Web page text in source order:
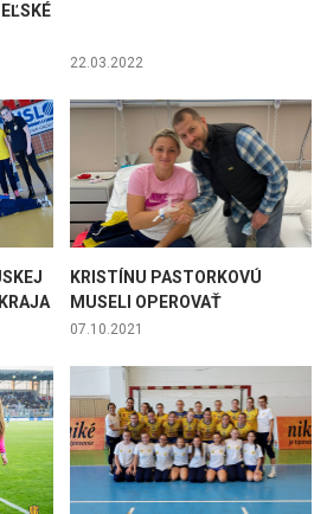
22.03.2022
KRISTÍNU PASTORKOVÚ
MUSELI OPEROVAŤ
07.10.2021